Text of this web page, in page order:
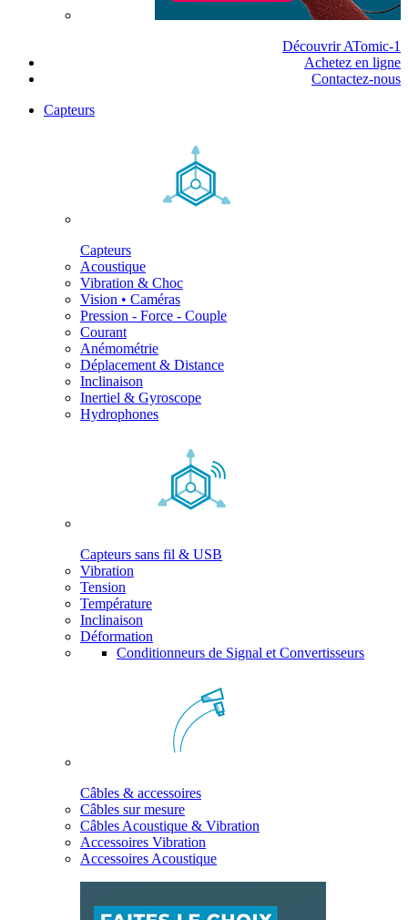
Découvrir ATomic-1
Achetez en ligne
Contactez-nous
Capteurs
Capteurs
Acoustique
Vibration & Choc
Vision • Caméras
Pression - Force - Couple
Courant
Anémométrie
Déplacement & Distance
Inclinaison
Inertiel & Gyroscope
Hydrophones
Capteurs sans fil & USB
Vibration
Tension
Température
Inclinaison
Déformation
Conditionneurs de Signal et Convertisseurs
Câbles & accessoires
Câbles sur mesure
Câbles Acoustique & Vibration
Accessoires Vibration
Accessoires Acoustique